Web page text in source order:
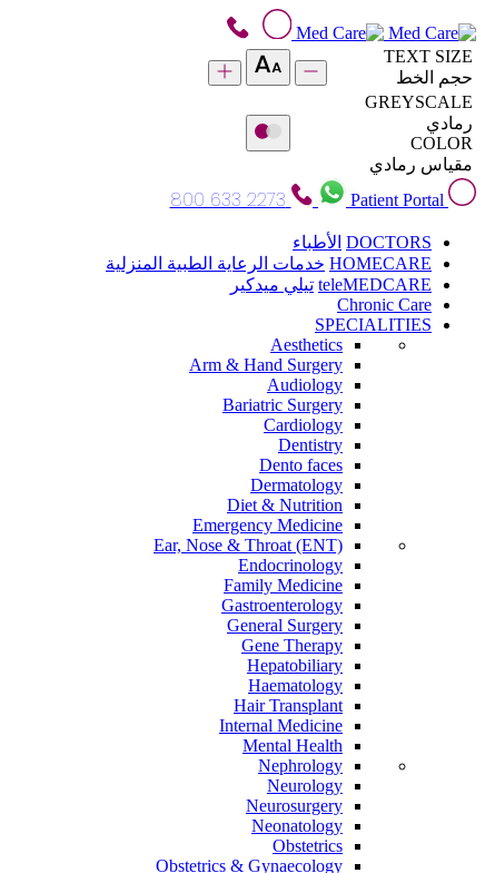
TEXT SIZE
حجم الخط
GREYSCALE
رمادي
COLOR
مقياس رمادي
Patient Portal
800 633 2273
DOCTORS الأطباء
HOMECARE خدمات الرعاية الطبية المنزلية
teleMEDCARE تيلي ميدكير
Chronic Care
SPECIALITIES
Aesthetics
Arm & Hand Surgery
Audiology
Bariatric Surgery
Cardiology
Dentistry
Dento faces
Dermatology
Diet & Nutrition
Emergency Medicine
Ear, Nose & Throat (ENT)
Endocrinology
Family Medicine
Gastroenterology
General Surgery
Gene Therapy
Hepatobiliary
Haematology
Hair Transplant
Internal Medicine
Mental Health
Nephrology
Neurology
Neurosurgery
Neonatology
Obstetrics
Obstetrics & Gynaecology